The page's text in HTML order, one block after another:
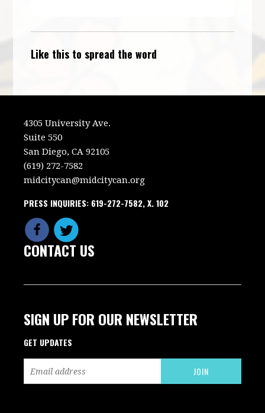
Like this to spread the word
4305 University Ave.
Suite 550
San Diego, CA 92105
(619) 272-7582
midcitycan@midcitycan.org
PRESS INQUIRIES: 619-272-7582, X. 102
CONTACT US
SIGN UP FOR OUR NEWSLETTER
GET UPDATES